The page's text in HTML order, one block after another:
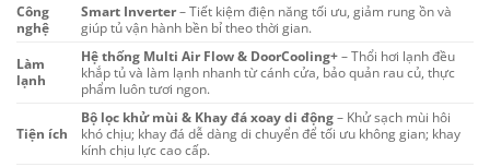
Công
nghệ
Smart Inverter– Tiết kiệm điện năng tối ưu, giảm rung ồn và
giúp tủ vận hành bền bỉ theo thời gian.
Làm
lạnh
Hệ thống Multi Air Flow & DoorCooling+– Thổi hơi lạnh đều
khắp tủ và làm lạnh nhanh từ cánh cửa, bảo quản rau củ, thực
phẩm luôn tươi ngon.
Tiện ích
Bộ lọc khử mùi & Khay đá xoay di động– Khử sạch mùi hôi
khó chịu; khay đá dễ dàng di chuyển để tối ưu không gian; khay
kính chịu lực cao cấp.